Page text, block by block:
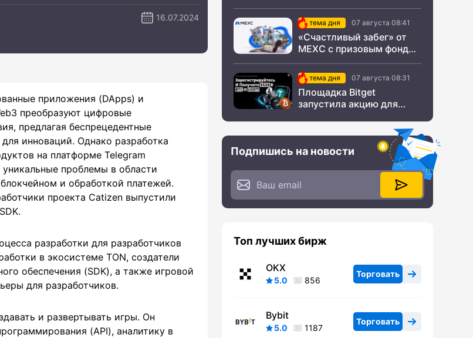
16.07.2024
приложения (DApps) и
преобразуют цифровые
предлагая беспрецедентные
инноваций. Однако разработка
на платформе Telegram
уникальные проблемы в области
и обработкой платежей.
проекта Catizen выпустили
разработки для разработчиков
в экосистеме TON, создатели
обеспечения (SDK), а также игровой
для разработчиков.
и развертывать игры. Он
(API), аналитику в
безопасности
тема дня 07 августа 08:41
«Счастливый забег» от
MEXC с призовым фондом
тема дня 07 августа 08:31
Площадка Bitget
запустила акцию для
Подпишись на новости
Топ лучших бирж
OKX
5.0 856
Торговать
Bybit
5.0 1187
Торговать